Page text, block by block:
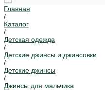
Главная
/
Каталог
/
Детская одежда
/
Детские джинсы и джинсовки
/
Детские джинсы
/
Джинсы для мальчика